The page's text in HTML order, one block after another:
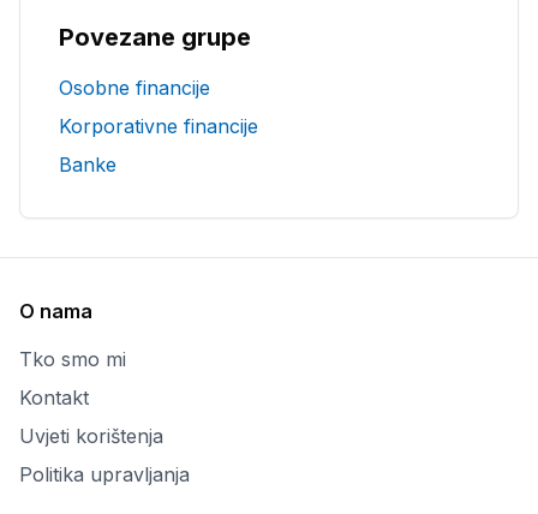
Povezane grupe
Osobne financije
Korporativne financije
Banke
O nama
Tko smo mi
Kontakt
Uvjeti korištenja
Politika upravljanja